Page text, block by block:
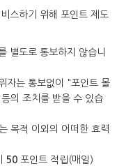
스하기 위해 포인트 제도
별도로 통보하지 않습니
자는 통보없이 "포인트 몰
의 조치를 받을 수 있습
목적 이외의 어떠한 효력
50 포인트 적립(매일)